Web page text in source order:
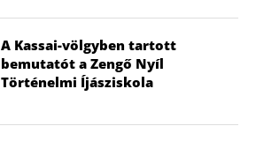
A Kassai-völgyben tartott
bemutatót a Zengő Nyíl
Történelmi Íjásziskola